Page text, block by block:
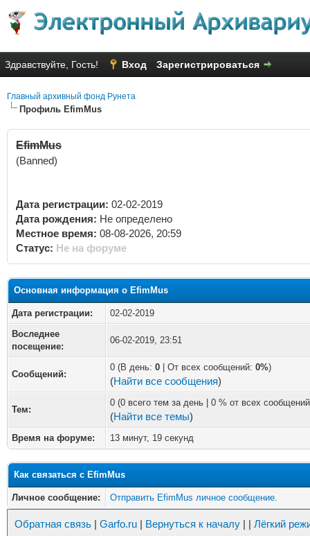
Здравствуйте, Гость! Вход Зарегистрироваться
Главный архивный фонд Рунета
Профиль EfimMus
EfimMus
(Banned)
Дата регистрации: 02-02-2019
Дата рождения: Не определено
Местное время: 08-08-2026, 20:59
Статус: Не на форуме
Основная информация о EfimMus
Дата регистрации:
02-02-2019
Воследнее
посещение:
06-02-2019, 23:51
Сообщений:
0 (В день: 0 | От всех сообщений: 0%)
(Найти все сообщения)
Тем:
0 (0 всего тем за день | 0 % от всех
(Найти все темы)
Время на форуме: 13 минут, 19 секунд
Как связаться с EfimMus
Личное сообщение: Отправить EfimMus личное сообщение.
Обратная связь | Garfo.ru | Вернуться к началу | | Лёгкий